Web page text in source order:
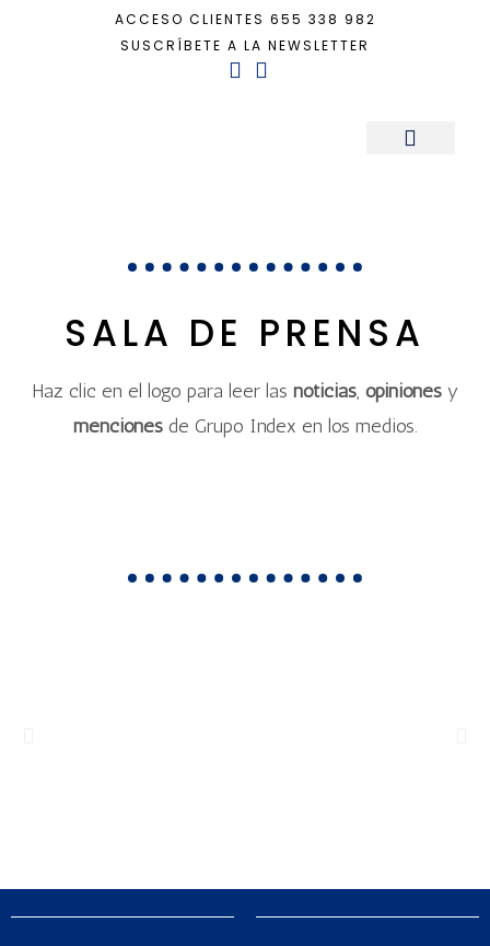
ACCESO CLIENTES 655 338 982
SUSCRÍBETE A LA NEWSLETTER
SALA DE PRENSA
Haz clic en el logo para leer las noticias, opiniones y
mencionesde Grupo Index en los medios.